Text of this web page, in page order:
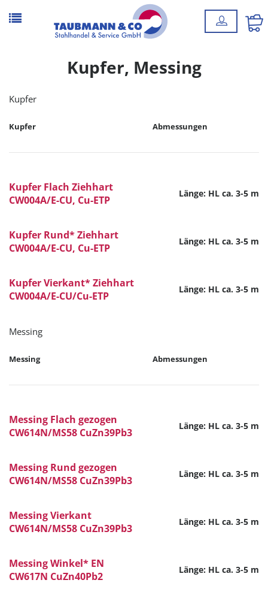
Kupfer, Messing
Kupfer
Kupfer Abmessungen
Kupfer Flach Ziehhart
CW004A/E-CU, Cu-ETP
Länge: HL ca. 3-5 m
Kupfer Rund* Ziehhart
CW004A/E-CU, Cu-ETP
Länge: HL ca. 3-5 m
Kupfer Vierkant* Ziehhart
CW004A/E-CU/Cu-ETP
Länge: HL ca. 3-5 m
Messing
Messing Abmessungen
Messing Flach gezogen
CW614N/MS58 CuZn39Pb3
Länge: HL ca. 3-5 m
Messing Rund gezogen
CW614N/MS58 CuZn39Pb3
Länge: HL ca. 3-5 m
Messing Vierkant
CW614N/MS58 CuZn39Pb3
Länge: HL ca. 3-5 m
Messing Winkel* EN
CW617N CuZn40Pb2
Länge: HL ca. 3-5 m